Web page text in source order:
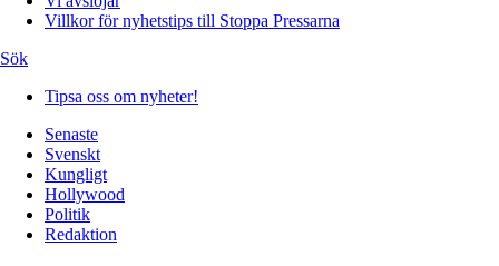
Villkor för nyhetstips till Stoppa Pressarna
Sök
Tipsa oss om nyheter!
Senaste
Svenskt
Kungligt
Hollywood
Politik
Redaktion